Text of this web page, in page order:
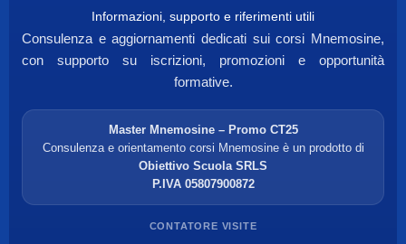
Informazioni, supporto e riferimenti utili
Consulenza e aggiornamenti dedicati sui corsi Mnemosine,
con supporto su iscrizioni, promozioni e opportunità
formative.
Master Mnemosine – Promo CT25
Consulenza e orientamento corsi Mnemosine è un prodotto di
Obiettivo Scuola SRLS
P.IVA 05807900872
CONTATORE VISITE